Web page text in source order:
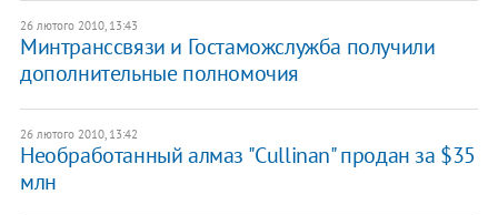
26 лютого 2010, 13:43
Минтранссвязи и Гостаможслужба получили
дополнительные полномочия
26 лютого 2010, 13:42
Необработанный алмаз "Cullinan" продан за $35
млн